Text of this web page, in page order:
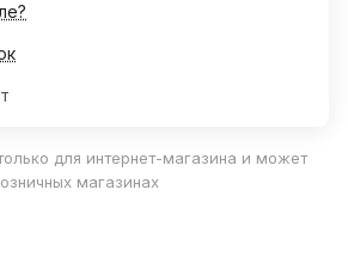
для интернет-магазина и может
магазинах